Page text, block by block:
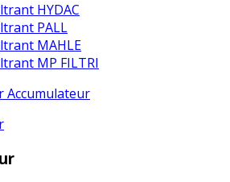
HYDAC
PALL
MAHLE
MP FILTRI
Accumulateur